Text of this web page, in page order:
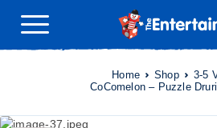
Home Shop
3-5
CoComelon – Puzzle